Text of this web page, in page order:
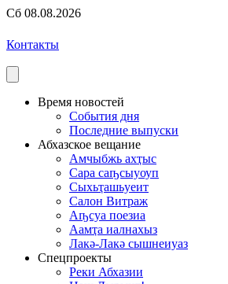
Сб 08.08.2026
Контакты
Время новостей
События дня
Последние выпуски
Абхазское вещание
Амчыбжь ахҭыс
Сара саҧсыуоуп
Сыхьҭашьуеит
Салон Витраж
Аҧсуа поезиа
Аамҭа иалнахыз
Лакә-Лакә сышнеиуаз
Спецпроекты
Реки Абхазии